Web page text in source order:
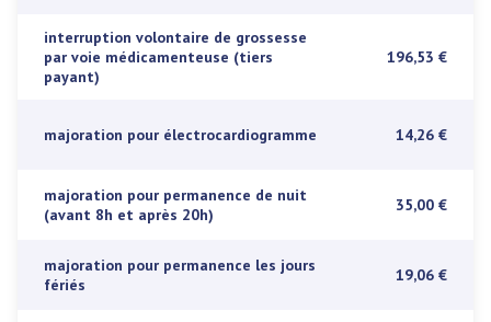
interruption volontaire de grossesse
par voie médicamenteuse (tiers
payant)
196,53 €
majoration pour électrocardiogramme 14,26 €
majoration pour permanence de nuit
(avant 8h et après 20h)
35,00 €
majoration pour permanence les jours
fériés
19,06 €